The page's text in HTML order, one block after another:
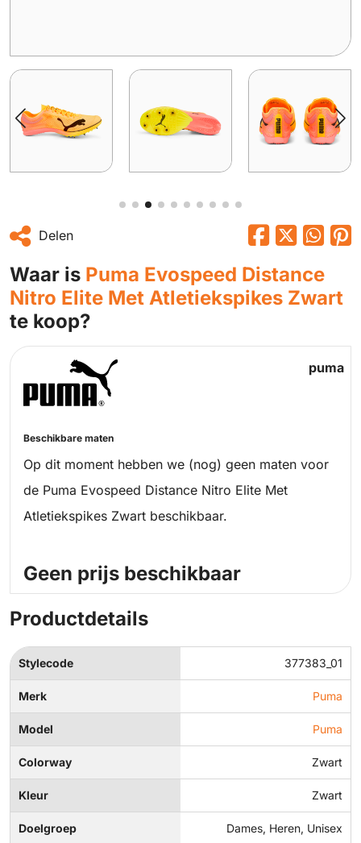
Delen
Waar is Puma Evospeed Distance
Nitro Elite Met Atletiekspikes Zwart
te koop?
puma
Beschikbare maten
Op dit moment hebben we (nog) geen maten voor
de Puma Evospeed Distance Nitro Elite Met
Atletiekspikes Zwart beschikbaar.
Geen prijs beschikbaar
Productdetails
Stylecode 377383_01
Merk Puma
Model Puma
Colorway Zwart
Kleur Zwart
Doelgroep Dames, Heren, Unisex